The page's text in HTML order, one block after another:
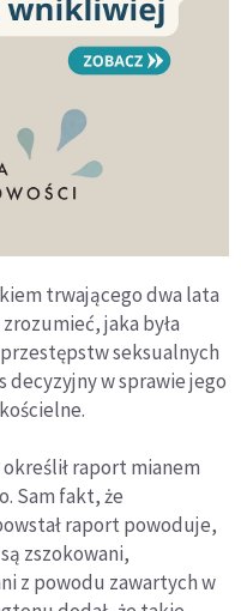
trwającego dwa lata
jaka była
seksualnych
decyzyjny w sprawie jego
raport mianem
Sam fakt, że
raport powoduje,
zszokowani,
z powodu zawartych w